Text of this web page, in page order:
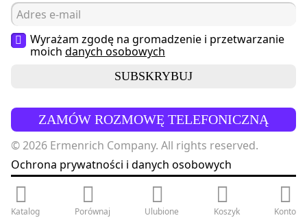
Katalog Porównaj Ulubione Koszyk Konto
Wyrażam zgodę na gromadzenie i przetwarzanie
moich danych osobowych
SUBSKRYBUJ
ZAMÓW ROZMOWĘ TELEFONICZNĄ
© 2026 Ermenrich Company. All rights reserved.
Ochrona prywatności i danych osobowych